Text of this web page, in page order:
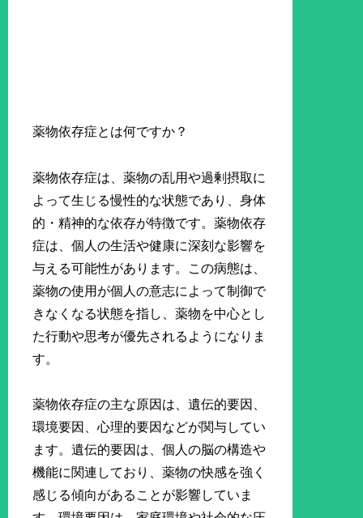
薬物依存症とは何ですか？
薬物依存症は、薬物の乱用や過剰摂取に
よって生じる慢性的な状態であり、身体
的・精神的な依存が特徴です。薬物依存
症は、個人の生活や健康に深刻な影響を
与える可能性があります。この病態は、
薬物の使用が個人の意志によって制御で
きなくなる状態を指し、薬物を中心とし
た行動や思考が優先されるようになりま
す。
薬物依存症の主な原因は、遺伝的要因、
環境要因、心理的要因などが関与してい
ます。遺伝的要因は、個人の脳の構造や
機能に関連しており、薬物の快感を強く
感じる傾向があることが影響していま